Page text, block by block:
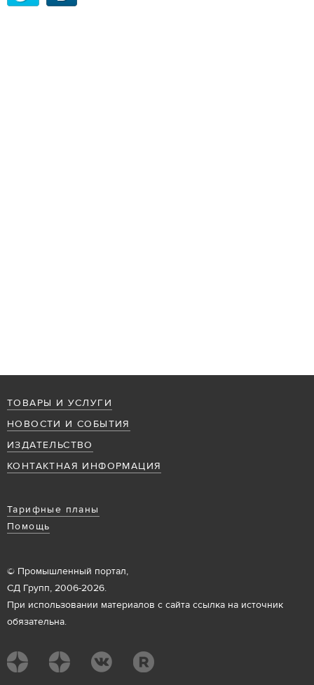
ТОВАРЫ И УСЛУГИ
НОВОСТИ И СОБЫТИЯ
ИЗДАТЕЛЬСТВО
КОНТАКТНАЯ ИНФОРМАЦИЯ
Тарифные планы
Помощь
© Промышленный портал,
СД Групп, 2006-2026.
При использовании материалов с сайта ссылка на источник
обязательна.